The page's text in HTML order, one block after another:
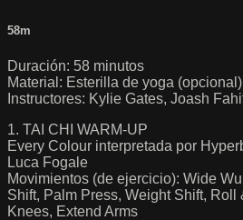
58m
Duración: 58 minutos
Material: Esterilla de yoga (opcional)
Instructores: Kylie Gates, Joash
1. TAI CHI WARM-UP
Every Colour interpretada por
Luca Fogale
Movimientos (de ejercicio): Wide
Shift, Palm Press, Weight Shift, Roll
Knees, Extend Arms